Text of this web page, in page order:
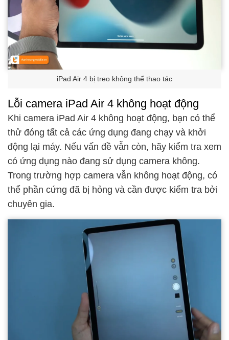
iPad Air 4 bị treo không thể thao tác
Lỗi camera iPad Air 4 không hoạt động
Khi camera iPad Air 4 không hoạt động, bạn có thể
thử đóng tất cả các ứng dụng đang chạy và khởi
động lại máy. Nếu vấn đề vẫn còn, hãy kiểm tra xem
có ứng dụng nào đang sử dụng camera không.
Trong trường hợp camera vẫn không hoạt động, có
thể phần cứng đã bị hỏng và cần được kiểm tra bởi
chuyên gia.